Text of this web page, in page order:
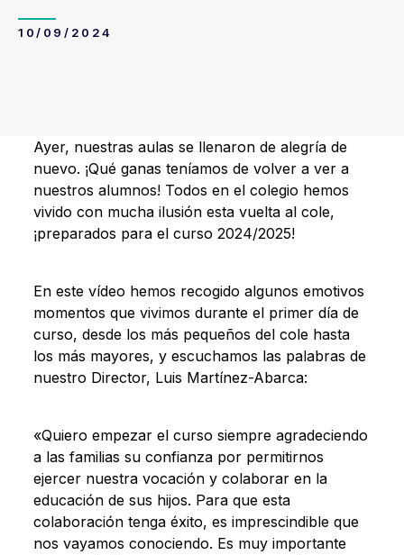
10/09/2024
Ayer, nuestras aulas se llenaron de alegría de
nuevo. ¡Qué ganas teníamos de volver a ver a
nuestros alumnos! Todos en el colegio hemos
vivido con mucha ilusión esta vuelta al cole,
¡preparados para el curso 2024/2025!
En este vídeo hemos recogido algunos emotivos
momentos que vivimos durante el primer día de
curso, desde los más pequeños del cole hasta
los más mayores, y escuchamos las palabras de
nuestro Director, Luis Martínez-Abarca:
«Quiero empezar el curso siempre agradeciendo
a las familias su confianza por permitirnos
ejercer nuestra vocación y colaborar en la
educación de sus hijos. Para que esta
colaboración tenga éxito, es imprescindible que
nos vayamos conociendo. Es muy importante